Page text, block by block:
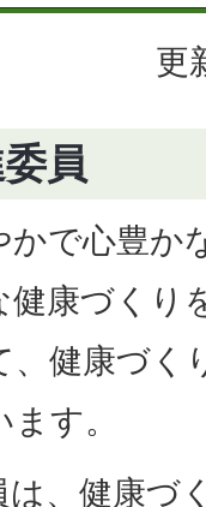
更
員
で心豊か
健康づくり
健康づく
す。
、健康づ